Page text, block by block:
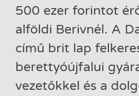
500 ezer forintot
alföldi Berivnél. A
című brit lap
berettyóújfalui
vezetőkkel és a